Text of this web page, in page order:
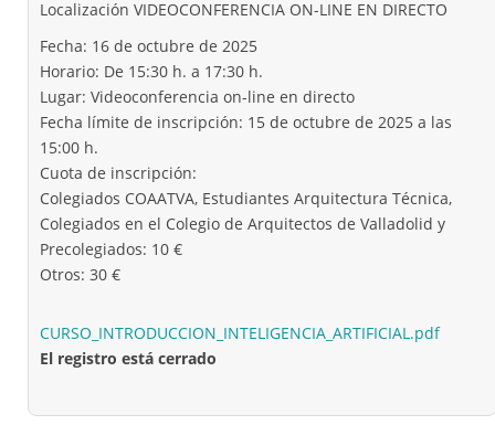
Localización VIDEOCONFERENCIA ON-LINE EN DIRECTO
Fecha: 16 de octubre de 2025
Horario: De 15:30 h. a 17:30 h.
Lugar: Videoconferencia on-line en directo
Fecha límite de inscripción: 15 de octubre de 2025 a las
15:00 h.
Cuota de inscripción:
Colegiados COAATVA, Estudiantes Arquitectura Técnica,
Colegiados en el Colegio de Arquitectos de Valladolid y
Precolegiados: 10 €
Otros: 30 €
CURSO_INTRODUCCION_INTELIGENCIA_ARTIFICIAL.pdf
El registro está cerrado